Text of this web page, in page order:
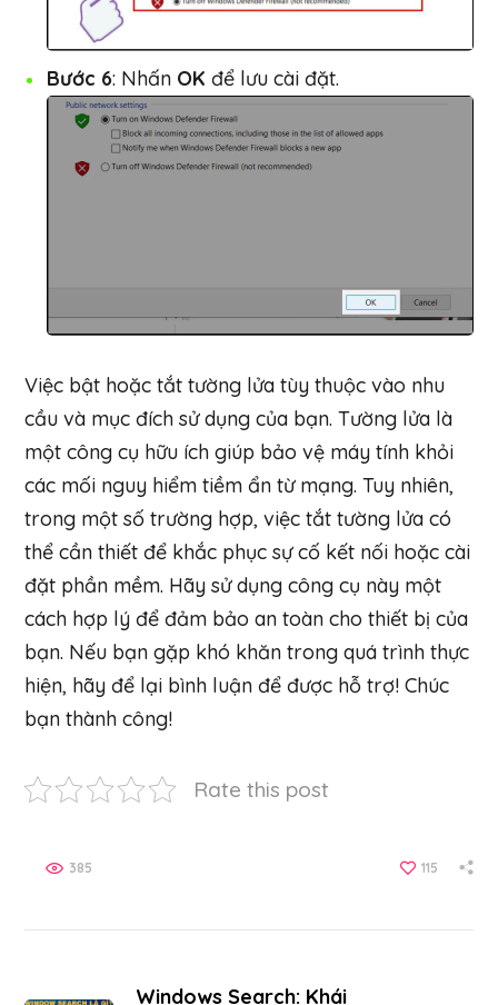
Bước 6: Nhấn OK để lưu cài đặt.
Việc bật hoặc tắt tường lửa tùy thuộc vào nhu
cầu và mục đích sử dụng của bạn. Tường lửa là
một công cụ hữu ích giúp bảo vệ máy tính khỏi
các mối nguy hiểm tiềm ẩn từ mạng. Tuy nhiên,
trong một số trường hợp, việc tắt tường lửa có
thể cần thiết để khắc phục sự cố kết nối hoặc cài
đặt phần mềm. Hãy sử dụng công cụ này một
cách hợp lý để đảm bảo an toàn cho thiết bị của
bạn. Nếu bạn gặp khó khăn trong quá trình thực
hiện, hãy để lại bình luận để được hỗ trợ! Chúc
bạn thành công!
Rate this post
115
385
Windows Search: Khái